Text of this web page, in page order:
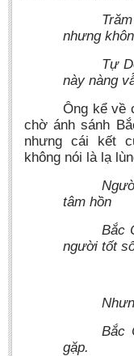
nhưng
Tự
này nàng
Ông kể về
chờ ánh sánh
nhưng cái kết
không nói là lạ
tâm hồn
Bắc
người tốt
Bắc
gặp.